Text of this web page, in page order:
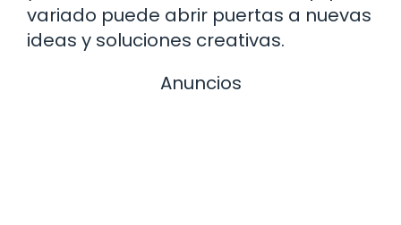
variado puede abrir puertas a nuevas
ideas y soluciones creativas.
Anuncios